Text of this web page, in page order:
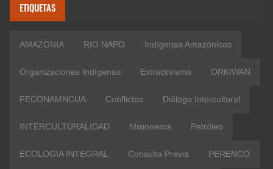
ETIQUETAS
AMAZONIA RIO NAPO Indígenas Amazónicos
Organizaciones Indígenas Extractivismo ORKIWAN
FECONAMNCUA Conflictos Diálogo Intercultural
INTERCULTURALIDAD Misioneros Petróleo
ECOLOGIA INTEGRAL Consulta Previa PERENCO